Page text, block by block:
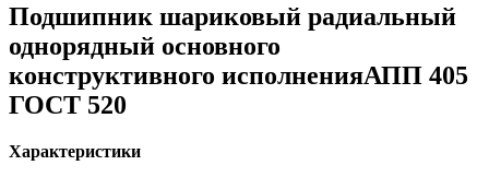
Подшипник шариковый радиальный
однорядный основного
конструктивного исполненияАПП 405
ГОСТ 520
Характеристики